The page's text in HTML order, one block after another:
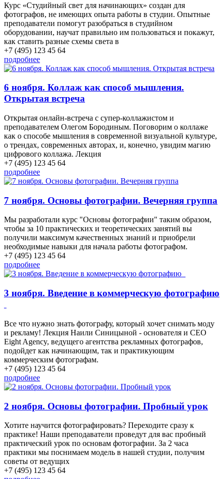
Курс «Студийный свет для начинающих» создан для
фотографов, не имеющих опыта работы в студии. Опытные
преподаватели помогут разобраться в студийном
оборудовании, научат правильно им пользоваться и покажут,
как ставить разные схемы света в
+7 (495) 123 45 64
подробнее
6 ноября. Коллаж как способ мышления.
Открытая встреча
Открытая онлайн-встреча с супер-коллажистом и
преподавателем Олегом Бородиным. Поговорим о коллаже
как о способе мышления в современной визуальной культуре,
о трендах, современных авторах, и, конечно, увидим магию
цифрового коллажа. Лекция
+7 (495) 123 45 64
подробнее
7 ноября. Основы фотографии. Вечерняя группа
Мы разработали курс "Основы фотографии" таким образом,
чтобы за 10 практических и теоретических занятий вы
получили максимум качественных знаний и приобрели
необходимые навыки для начала работы фотографом.
+7 (495) 123 45 64
подробнее
3 ноября. Введение в коммерческую фотографию
Все что нужно знать фотографу, который хочет снимать моду
и рекламу! Лекция Наили Синицыной - основателя и CEO
Eight Agency, ведущего агентства рекламных фотографов,
подойдет как начинающим, так и практикующим
коммерческим фотографам.
+7 (495) 123 45 64
подробнее
2 ноября. Основы фотографии. Пробный урок
Хотите научится фотографировать? Переходите сразу к
практике! Наши преподаватели проведут для вас пробный
практический урок по основам фотографии. За 2 часа
практики мы поснимаем модель в нашей студии, получим
советы от ведущих
+7 (495) 123 45 64